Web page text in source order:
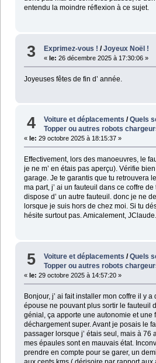
entendu la moindre réflexion à ce sujet.
3 Exprimez-vous ! /Joyeux Noël !
«le: 26 décembre 2025 à 17:30:06 »
Joyeuses fêtes de fin d’ année.
4 Voiture et déplacements /Quels
Topper ou autres robots
« le: 29 octobre 2025 à 18:15:37 »
Effectivement, lors des manoeuvres, le
je ne m’ en étais pas aperçu). Vérifie
garage. Je te garantis que tu retrouvera
ma part, j’ ai un fauteuil dans ce coffre
dispose d’ un autre fauteuil. donc je ne
lorsque je suis hors de chez moi. Si tu
hésite surtout pas. Amicalement, JClaude.
5 Voiture et déplacements /Quels
Topper ou autres robots
« le: 29 octobre 2025 à 14:57:20 »
Bonjour, j’ ai fait installer mon coffre il y
épouse ne pouvant plus sortir le fauteuil
génial, ça apporte une autonomie et une
déchargement super. Avant je posais le
passager lorsque j’ étais seul, mais à 76
mes épaules sont en mauvais état.
prendre en compte pour se garer, un